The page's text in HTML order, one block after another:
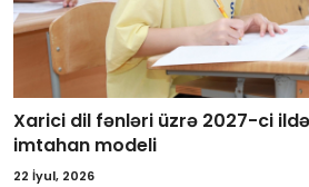
Xarici dil fənləri üzrə 2027-ci
imtahan modeli
22 İyul, 2026